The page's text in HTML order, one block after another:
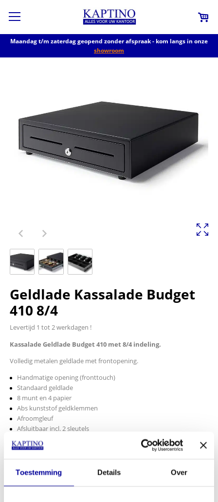
Toestemming Details Over
Maandag t/m zaterdag geopend zonder afspraak - kom langs in onze
showroom
Geldlade Kassalade Budget
410 8/4
Levertijd 1 tot 2 werkdagen !
Kassalade Geldlade Budget 410 met 8/4 indeling.
Volledig metalen geldlade met frontopening.
Handmatige opening (fronttouch)
Standaard geldlade
8 munt en 4 papier
Abs kunststof geldklemmen
Afroomgleuf
Afsluitbaar incl. 2 sleutels
Getest voor 1.500.000 openingen
Afmetingen: 410 x 410 x 110 (mm)
Artikel nummer 9089
INCL BTW: €89,00